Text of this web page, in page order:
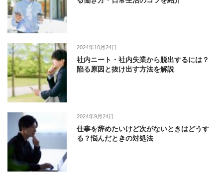
2024年10月24日
社内ニート・社内失業から脱出するには？
陥る原因と抜け出す方法を解説
2024年9月24日
仕事を辞めたいけど次がないときはどうす
る？悩んだときの対処法